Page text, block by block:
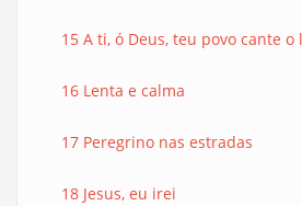
15 A ti, ó Deus, teu povo cante o
16 Lenta e calma
17 Peregrino nas estradas
18 Jesus, eu irei